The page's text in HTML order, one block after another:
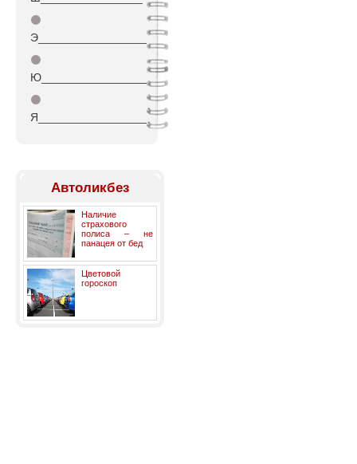
⚫
Э_________________
⚫
Ю_________________
⚫
Я_________________
Автоликбез
Наличие
страхового
полиса – не
панацея от бед
Цветовой
гороскоп